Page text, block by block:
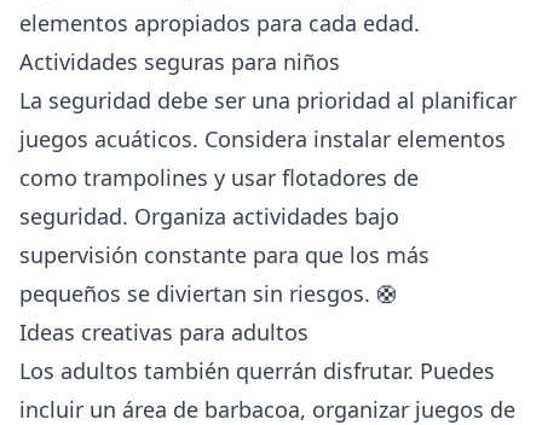
elementos apropiados para cada edad.
Actividades seguras para niños
La seguridad debe ser una prioridad al planificar
juegos acuáticos. Considera instalar elementos
como trampolines y usar flotadores de
seguridad. Organiza actividades bajo
supervisión constante para que los más
pequeños se diviertan sin riesgos. 🛟
Ideas creativas para adultos
Los adultos también querrán disfrutar. Puedes
incluir un área de barbacoa, organizar juegos de